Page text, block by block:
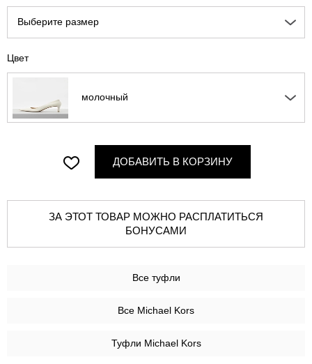
Выберите размер
Цвет
молочный
ДОБАВИТЬ В КОРЗИНУ
ЗА ЭТОТ ТОВАР МОЖНО РАСПЛАТИТЬСЯ
БОНУСАМИ
Все туфли
Все Michael Kors
Туфли Michael Kors